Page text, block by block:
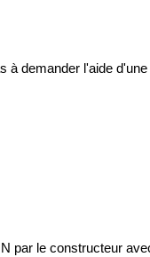
à demander l'aide
par le constructeur